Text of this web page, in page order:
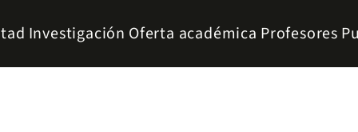
Investigación Oferta académica Profesores